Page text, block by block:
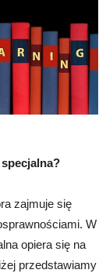
zajmuje się
W
opiera się na
przedstawiamy